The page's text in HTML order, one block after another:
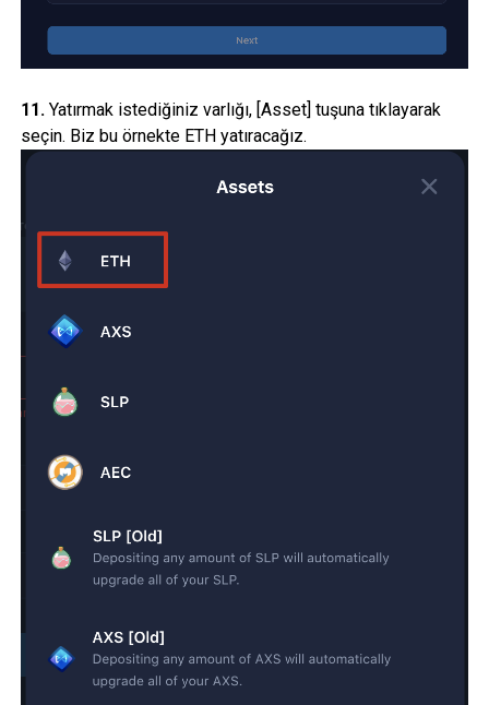
11.Yatırmak istediğiniz varlığı, [Asset] tuşuna tıklayarak
seçin. Biz bu örnekte ETH yatıracağız.